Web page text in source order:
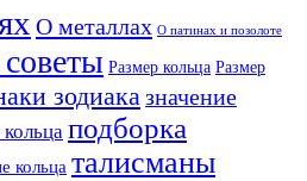
О металлах О патинах и позолоте
Размер кольца Размер
зодиака значение
подборка
кольца талисманы